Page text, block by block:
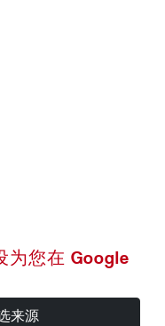
为您在 Google
来源